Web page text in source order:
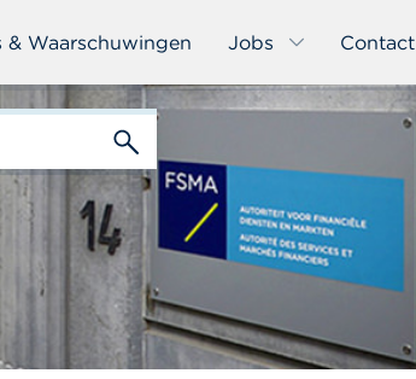
& Waarschuwingen Jobs Contact